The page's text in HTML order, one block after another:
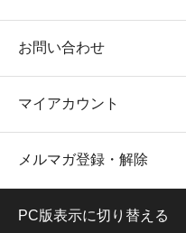
お問い合わせ
マイアカウント
メルマガ登録・解除
PC版表示に切り替える